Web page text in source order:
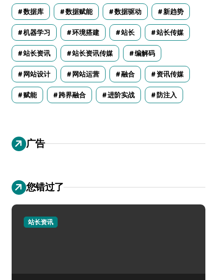
数据库 数据赋能 数据驱动 新趋势
机器学习 环境搭建 站长 站长传媒
站长资讯 站长资讯传媒 编解码
网站设计 网站运营 融合 资讯传媒
赋能 跨界融合 进阶实战 防注入
广告
您错过了
站长资讯